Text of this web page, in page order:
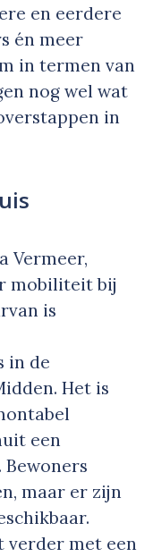
en eerdere
én meer
in termen van
nog wel wat
in
Vermeer,
mobiliteit bij
is
in de
Het is
een
maar er zijn
verder met een